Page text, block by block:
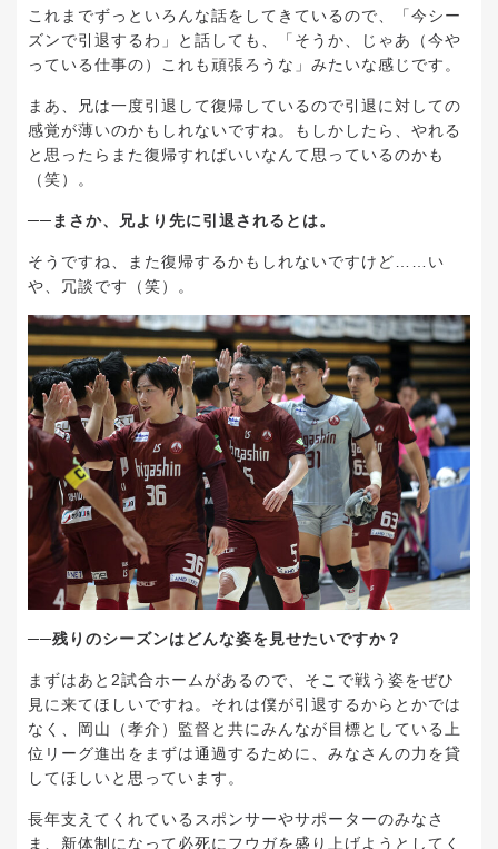
これまでずっといろんな話をしてきているので、「今シー
ズンで引退するわ」と話しても、「そうか、じゃあ（今や
っている仕事の）これも頑張ろうな」みたいな感じです。
まあ、兄は一度引退して復帰しているので引退に対しての
感覚が薄いのかもしれないですね。もしかしたら、やれる
と思ったらまた復帰すればいいなんて思っているのかも
（笑）。
──まさか、兄より先に引退されるとは。
そうですね、また復帰するかもしれないですけど……い
や、冗談です（笑）。
──残りのシーズンはどんな姿を見せたいですか？
まずはあと2試合ホームがあるので、そこで戦う姿をぜひ
見に来てほしいですね。それは僕が引退するからとかでは
なく、岡山（孝介）監督と共にみんなが目標としている上
位リーグ進出をまずは通過するために、みなさんの力を貸
してほしいと思っています。
長年支えてくれているスポンサーやサポーターのみなさ
ま、新体制になって必死にフウガを盛り上げようとしてく